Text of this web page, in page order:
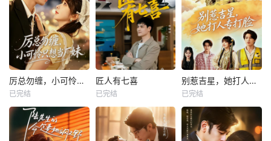
厉总勿缠，小可怜只想当厂妹
已完结
匠人有七喜
已完结
别惹吉星，她打人专打脸
已完结